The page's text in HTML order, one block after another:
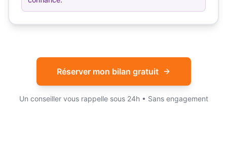
Réserver mon bilan gratuit
Un conseiller vous rappelle sous 24h • Sans engagement